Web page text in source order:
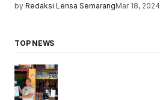
by Redaksi Lensa SemarangMar 18, 2024
TOP NEWS